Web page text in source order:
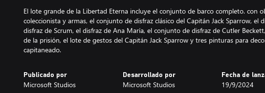
El lote grande de la Libertad Eterna incluye el conjunto de barco completo. con
coleccionista y armas, el conjunto de disfraz clásico del Capitán Jack Sparrow, el
disfraz de Scrum, el disfraz de Ana María, el conjunto de disfraz de Cutler
de la prisión, el lote de gestos del Capitán Jack Sparrow y tres pinturas para
capitaneado.
Publicado por
Microsoft Studios
Desarrollado por
Microsoft Studios
Fecha de
19/9/2024